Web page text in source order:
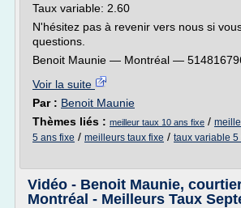
Taux variable: 2.60
N'hésitez pas à revenir vers nous si
questions.
Benoit Maunie — Montréal —
Voir la suite
Par : Benoit Maunie
Thèmes liés : meilleur taux 10 ans fixe /
5 ans fixe / meilleurs taux fixe / taux variable 5
Vidéo - Benoit Maunie,
Montréal - Meilleurs Taux